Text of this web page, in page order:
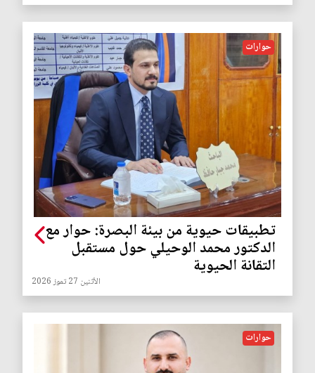
حوارات
تطبيقات حيوية من بيئة البصرة: حوار مع
الدكتور محمد الوحيلي حول مستقبل
التقانة الحيوية
الأثنين 27 تموز 2026
حوارات